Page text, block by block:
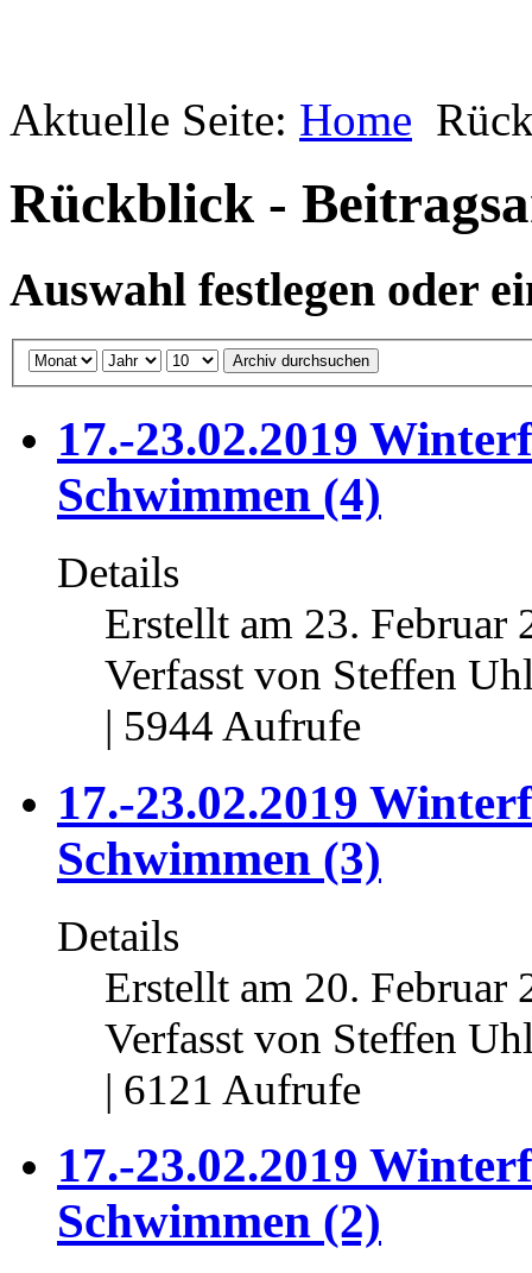
Aktuelle Seite: Home
Rückblick -
Auswahl festlegen oder
Archiv durchsuchen
17.-23.02.2019
Schwimmen (4)
Details
Erstellt am 23. Februar
Verfasst von Steffen
| 5944 Aufrufe
17.-23.02.2019
Schwimmen (3)
Details
Erstellt am 20. Februar
Verfasst von Steffen
| 6121 Aufrufe
17.-23.02.2019
Schwimmen (2)